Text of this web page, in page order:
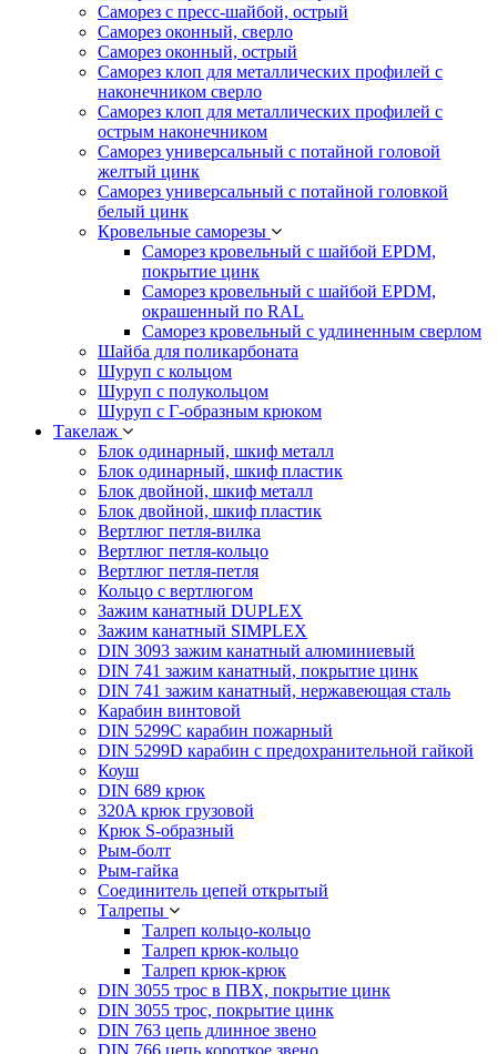
Саморез с пресс-шайбой, острый
Саморез оконный, сверло
Саморез оконный, острый
Саморез клоп для металлических профилей с
наконечником сверло
Саморез клоп для металлических профилей с
острым наконечником
Саморез универсальный с потайной головой
желтый цинк
Саморез универсальный с потайной головкой
белый цинк
Кровельные саморезы
Саморез кровельный с шайбой EPDM,
покрытие цинк
Саморез кровельный с шайбой EPDM,
окрашенный по RAL
Саморез кровельный с удлиненным сверлом
Шайба для поликарбоната
Шуруп с кольцом
Шуруп с полукольцом
Шуруп с Г-образным крюком
Такелаж
Блок одинарный, шкиф металл
Блок одинарный, шкиф пластик
Блок двойной, шкиф металл
Блок двойной, шкиф пластик
Вертлюг петля-вилка
Вертлюг петля-кольцо
Вертлюг петля-петля
Кольцо с вертлюгом
Зажим канатный DUPLEX
Зажим канатный SIMPLEX
DIN 3093 зажим канатный алюминиевый
DIN 741 зажим канатный, покрытие цинк
DIN 741 зажим канатный, нержавеющая сталь
Карабин винтовой
DIN 5299C карабин пожарный
DIN 5299D карабин с предохранительной гайкой
Коуш
DIN 689 крюк
320A крюк грузовой
Крюк S-образный
Рым-болт
Рым-гайка
Соединитель цепей открытый
Талрепы
Талреп кольцо-кольцо
Талреп крюк-кольцо
Талреп крюк-крюк
DIN 3055 трос в ПВХ, покрытие цинк
DIN 3055 трос, покрытие цинк
DIN 763 цепь длинное звено